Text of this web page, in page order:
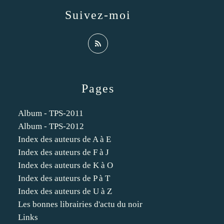
Pages
Album - TPS-2011
Album - TPS-2012
Index des auteurs de A à E
Index des auteurs de F à J
Index des auteurs de K à O
Index des auteurs de P à T
Index des auteurs de U à Z
Les bonnes librairies d'actu du noir
Links
Suivez-moi